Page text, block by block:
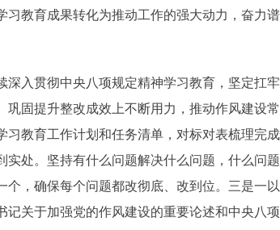
习教育成果转化为推动工作的强大动力，奋力
入贯彻中央八项规定精神学习教育，坚定扛
固提升整改成效上不断用力，推动作风建设常
习教育工作计划和任务清单，对标对表梳理完
实处。坚持有什么问题解决什么问题，什么问
，确保每个问题都改彻底、改到位。三是一
记关于加强党的作风建设的重要论述和中央八